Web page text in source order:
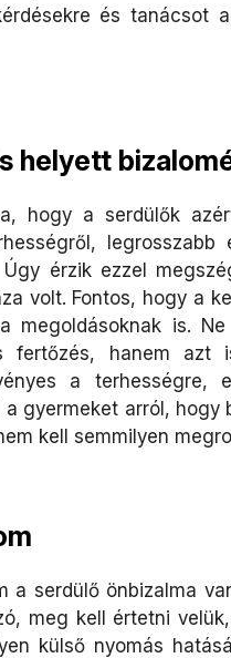
és tanácsot
helyett
hogy a serdülők
legrosszabb
érzik ezzel
volt. Fontos, hogy a
megoldásoknak is.
fertőzés, hanem azt
a
gyermeket arról, hogy
kell semmilyen
a serdülő önbizalma
meg kell értetni
külső nyomás